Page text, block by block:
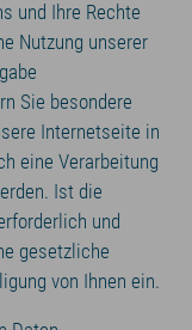
und Ihre Rechte
Nutzung unserer
Sie besondere
Internetseite in
eine Verarbeitung
Ist die
und
gesetzliche
von Ihnen ein.